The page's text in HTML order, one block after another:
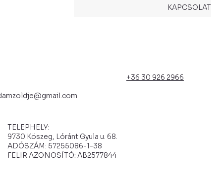
KAPCSOLAT
+36 30 926 2966
TELEPHELY:
9730 Köszeg, Lóránt Gyula u. 68.
ADÓSZÁM: 57255086-1-38
FELIR AZONOSÍTÓ: AB2577844